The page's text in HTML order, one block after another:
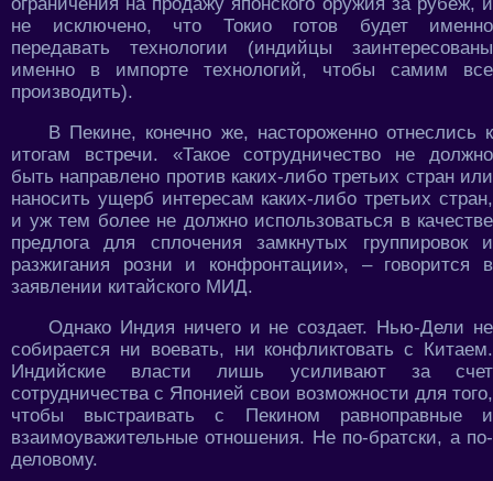
не исключено, что Токио готов будет именно
передавать технологии (индийцы заинтересованы
именно в импорте технологий, чтобы самим все
производить).
В Пекине, конечно же, настороженно отнеслись к
итогам встречи. «Такое сотрудничество не должно
быть направлено против каких-либо третьих стран или
наносить ущерб интересам каких-либо третьих стран,
и уж тем более не должно использоваться в качестве
предлога для сплочения замкнутых группировок и
разжигания розни и конфронтации», – говорится в
заявлении китайского МИД.
Однако Индия ничего и не создает. Нью-Дели не
собирается ни воевать, ни конфликтовать с Китаем.
Индийские власти лишь усиливают за счет
сотрудничества с Японией свои возможности для того,
чтобы выстраивать с Пекином равноправные и
взаимоуважительные отношения. Не по-братски, а по-
деловому.